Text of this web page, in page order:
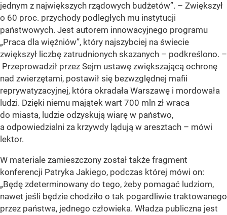
jednym z największych rządowych budżetów”. – Zwiększył
o 60 proc. przychody podległych mu instytucji
państwowych. Jest autorem innowacyjnego programu
„Praca dla więźniów”, który najszybciej na świecie
zwiększył liczbę zatrudnionych skazanych – podkreślono. –
Przeprowadził przez Sejm ustawę zwiększającą ochronę
nad zwierzętami, postawił się bezwzględnej mafii
reprywatyzacyjnej, która okradała Warszawę i mordowała
ludzi. Dzięki niemu majątek wart 700 mln zł wraca
do miasta, ludzie odzyskują wiarę w państwo,
a odpowiedzialni za krzywdy lądują w aresztach – mówi
lektor.
W materiale zamieszczony został także fragment
konferencji Patryka Jakiego, podczas której mówi on:
„Będę zdeterminowany do tego, żeby pomagać ludziom,
nawet jeśli będzie chodziło o tak pogardliwie traktowanego
przez państwa, jednego człowieka. Władza publiczna jest